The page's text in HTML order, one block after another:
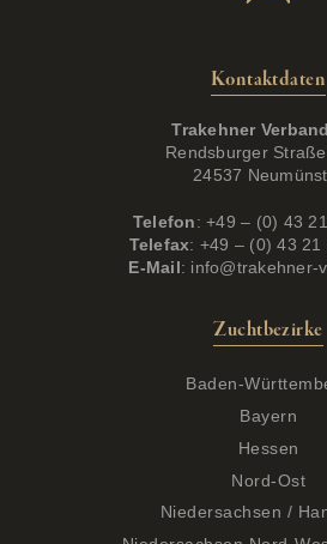
Kontaktdaten
Trakehner
Rendsburger
24537
Telefon: +49 – (0) 43
Telefax: +49 – (0) 43 21
E-Mail: info@trakehner-
Zuchtbezirke
Baden-
Bayern
Hessen
Nord-Ost
Niedersachsen /